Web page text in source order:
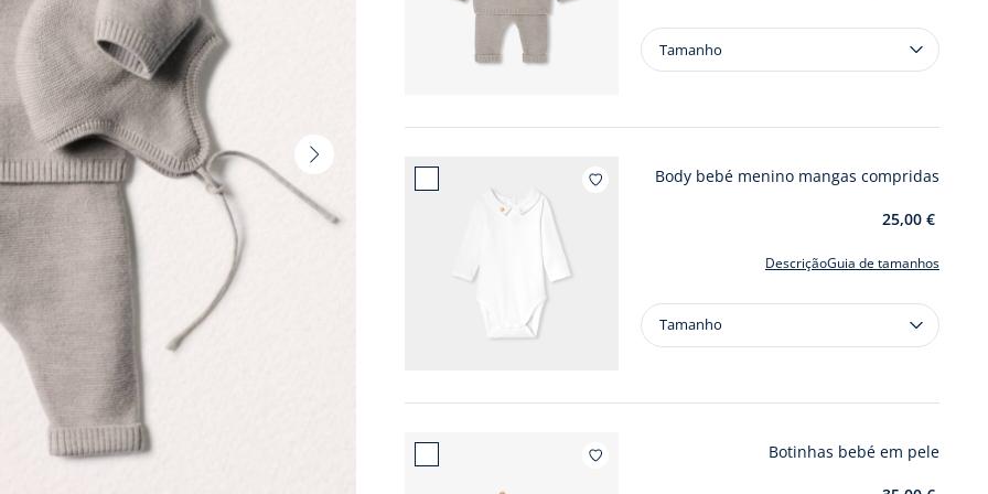
Vista
-
Tamanho
Conjunto
tricô
de
Tamanho
Adicionar aos meus favoritos :
Body bebé menino mangas compridas
25,00 €
Descrição Guia de tamanhos
Tamanho
Body
mangas
Tamanho
Adicionar aos meus favoritos : Botinhas
Botinhas bebé em pele